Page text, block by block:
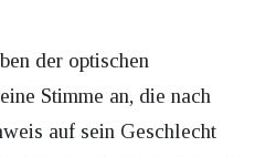
der optischen
Stimme an, die nach
auf sein Geschlecht